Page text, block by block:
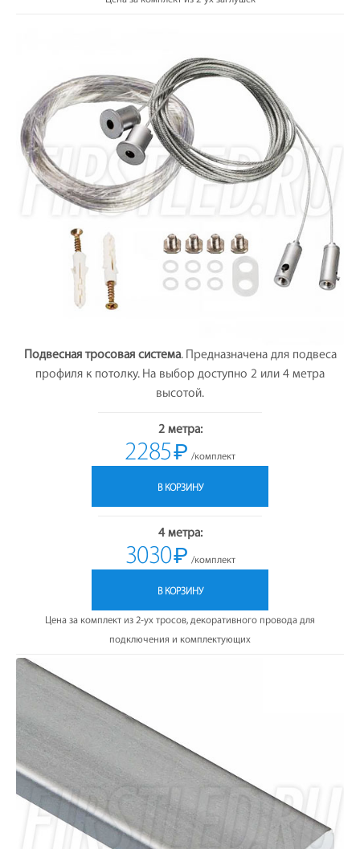
Подвесная тросовая система. Предназначена для подвеса
профиля к потолку. На выбор доступно 2 или 4 метра
высотой.
2 метра:
2285₽ /комплект
В КОРЗИНУ
4 метра:
3030₽ /комплект
В КОРЗИНУ
Цена за комплект из 2-ух тросов, декоративного провода для
подключения и комплектующих